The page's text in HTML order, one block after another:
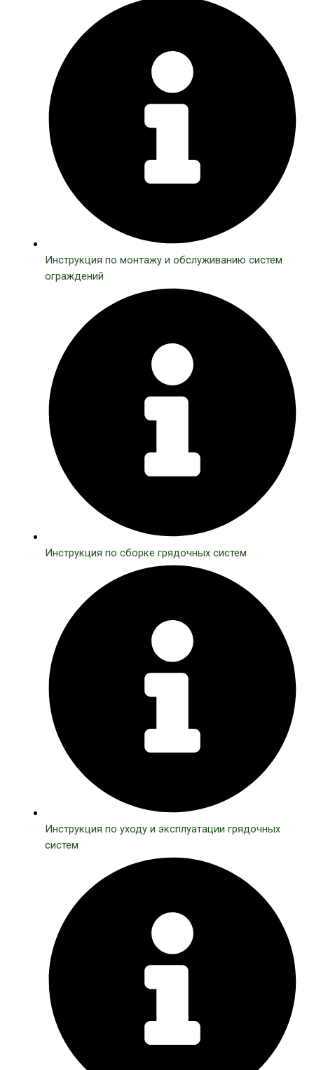
Инструкция по монтажу и обслуживанию систем
ограждений
Инструкция по сборке грядочных систем
Инструкция по уходу и эксплуатации грядочных
систем